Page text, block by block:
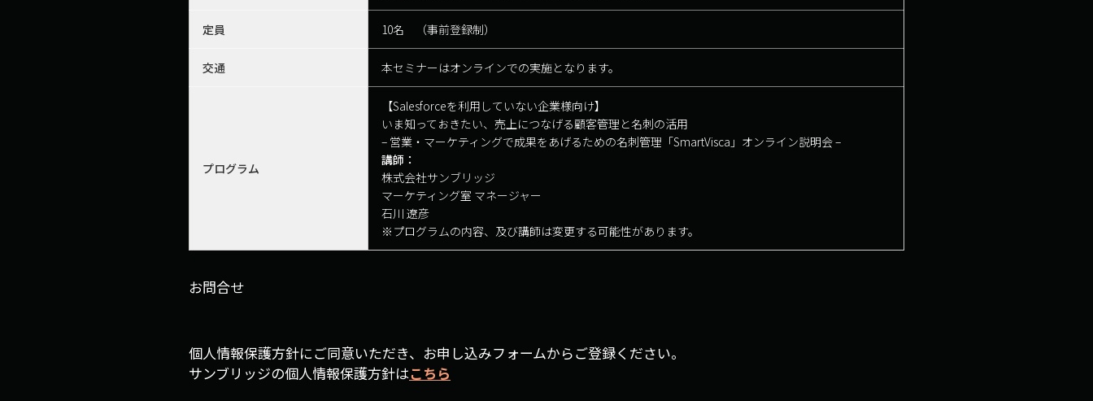
定員 10名 （事前登録制）
交通 本セミナーはオンラインでの実施となります。
プログラム
【Salesforceを利用していない企業様向け】
いま知っておきたい、売上につなげる顧客管理と名刺の活用
– 営業・マーケティングで成果をあげるための名刺管理「SmartVisca」オンライン説明会 –
講師：
株式会社サンブリッジ
マーケティング室 マネージャー
石川 遼彦
※プログラムの内容、及び講師は変更する可能性があります。
お問合せ
個人情報保護方針にご同意いただき、お申し込みフォームからご登録ください。
サンブリッジの個人情報保護方針はこちら